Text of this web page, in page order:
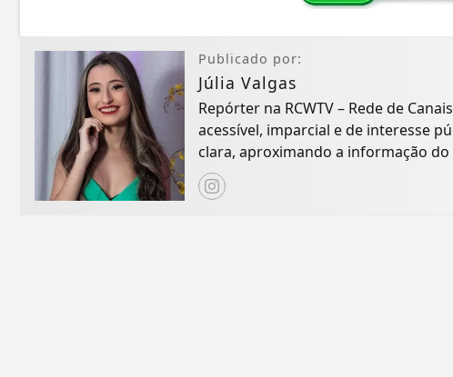
Publicado por:
Júlia Valgas
Repórter na RCWTV – Rede de
acessível, imparcial e de interesse
clara, aproximando a informação
por contar as...